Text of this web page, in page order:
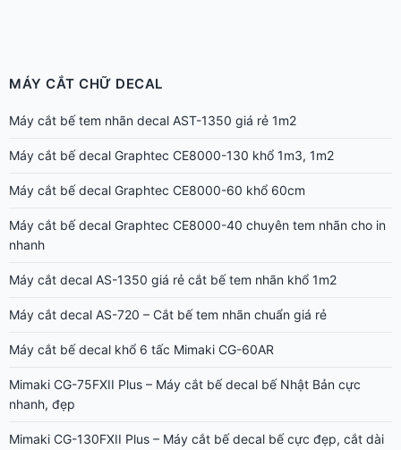
MÁY CẮT CHỮ DECAL
Máy cắt bế tem nhãn decal AST-1350 giá rẻ 1m2
Máy cắt bế decal Graphtec CE8000-130 khổ 1m3, 1m2
Máy cắt bế decal Graphtec CE8000-60 khổ 60cm
Máy cắt bế decal Graphtec CE8000-40 chuyên tem nhãn cho in
nhanh
Máy cắt decal AS-1350 giá rẻ cắt bế tem nhãn khổ 1m2
Máy cắt decal AS-720 – Cắt bế tem nhãn chuẩn giá rẻ
Máy cắt bế decal khổ 6 tấc Mimaki CG-60AR
Mimaki CG-75FXII Plus – Máy cắt bế decal bế Nhật Bản cực
nhanh, đẹp
Mimaki CG-130FXII Plus – Máy cắt bế decal bế cực đẹp, cắt dài